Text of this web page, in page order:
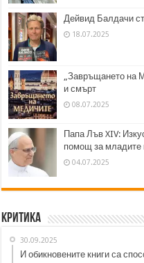
Дейвид Балдачи
18.07.2025
„Завръщането на
и смърт
08.07.2025
Папа Лъв XIV:
помощ за младите
04.07.2025
Критика
30.09.2025
И обикновените книги са